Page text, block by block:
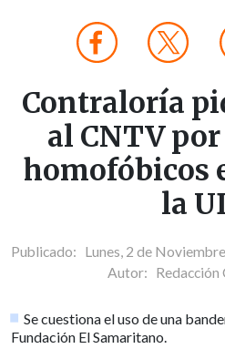
Contraloría
al CNTV
homofóbicos
la
Publicado: Lunes, 2 de
Autor:
Se cuestiona el uso de una
Fundación El Samaritano.